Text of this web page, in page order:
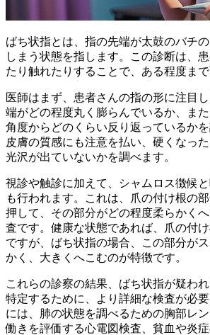
ばち状指とは、指の先端が太鼓のバチ
しまう状態を指します。この診断は、
たり触れたりすることで、ある程度まで
医師はまず、患者さんの指の形に注目
端がどの程度丸く膨らんでいるか、ま
角度からどのくらい反り返っているかを
皮膚の質感にも注意を払い、硬くなっ
光沢が出ていないかを調べます。
視診や触診に加えて、シャムロス徴候
も行われます。これは、爪の付け根の
押して、その部分がどの程度柔らかく
査です。健康な状態であれば、爪の付
ですが、ばち状指の場合、この部分が
かく、大きくへこむのが特徴です。
これらの診察の結果、ばち状指が疑わ
特定するために、より詳細な検査が必要
には、肺の状態を調べるための胸部レ
働きを評価する心電図検査、貧血や炎